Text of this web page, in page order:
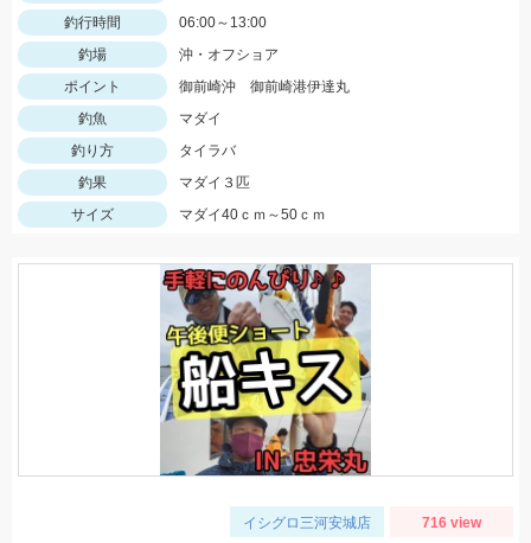
釣行時間
06:00～13:00
釣場
沖・オフショア
ポイント
御前崎沖 御前崎港伊達丸
釣魚
マダイ
釣り方
タイラバ
釣果
マダイ３匹
サイズ
マダイ40ｃｍ～50ｃｍ
イシグロ三河安城店 716 view